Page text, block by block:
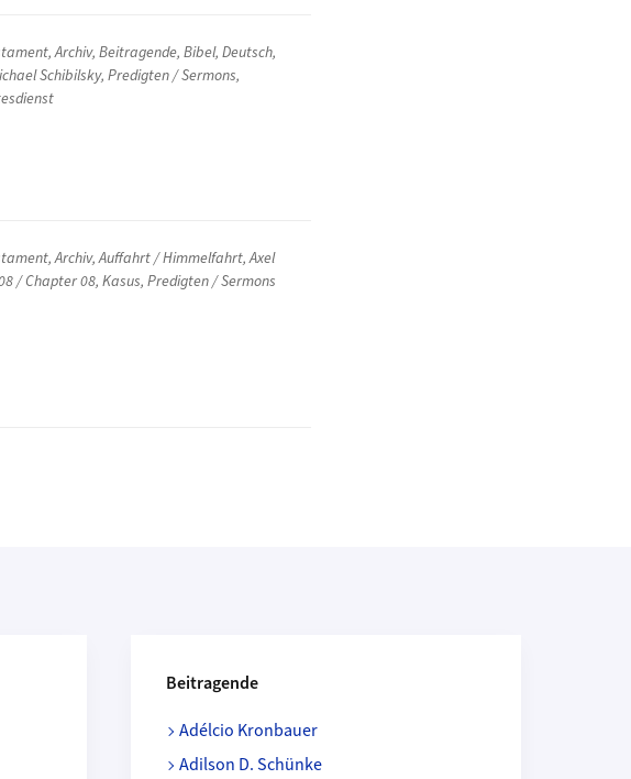
,Archiv,Beitragende,Bibel,Deutsch,
Schibilsky,Predigten / Sermons,
,Archiv,Auffahrt / Himmelfahrt,Axel
/ Chapter 08,Kasus,Predigten / Sermons
Beitragende
Adélcio Kronbauer
Adilson D. Schünke